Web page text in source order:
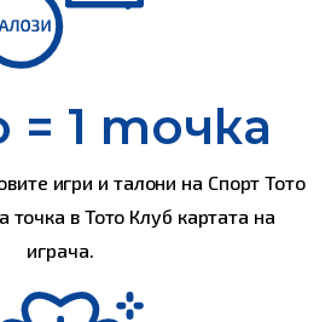
= 1 точка
игри и талони на Спорт Тото
точка в Тото Клуб картата на
играча.